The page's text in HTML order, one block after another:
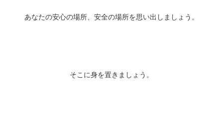
あなたの安心の場所、安全の場所を思い出しましょう。
そこに身を置きましょう。